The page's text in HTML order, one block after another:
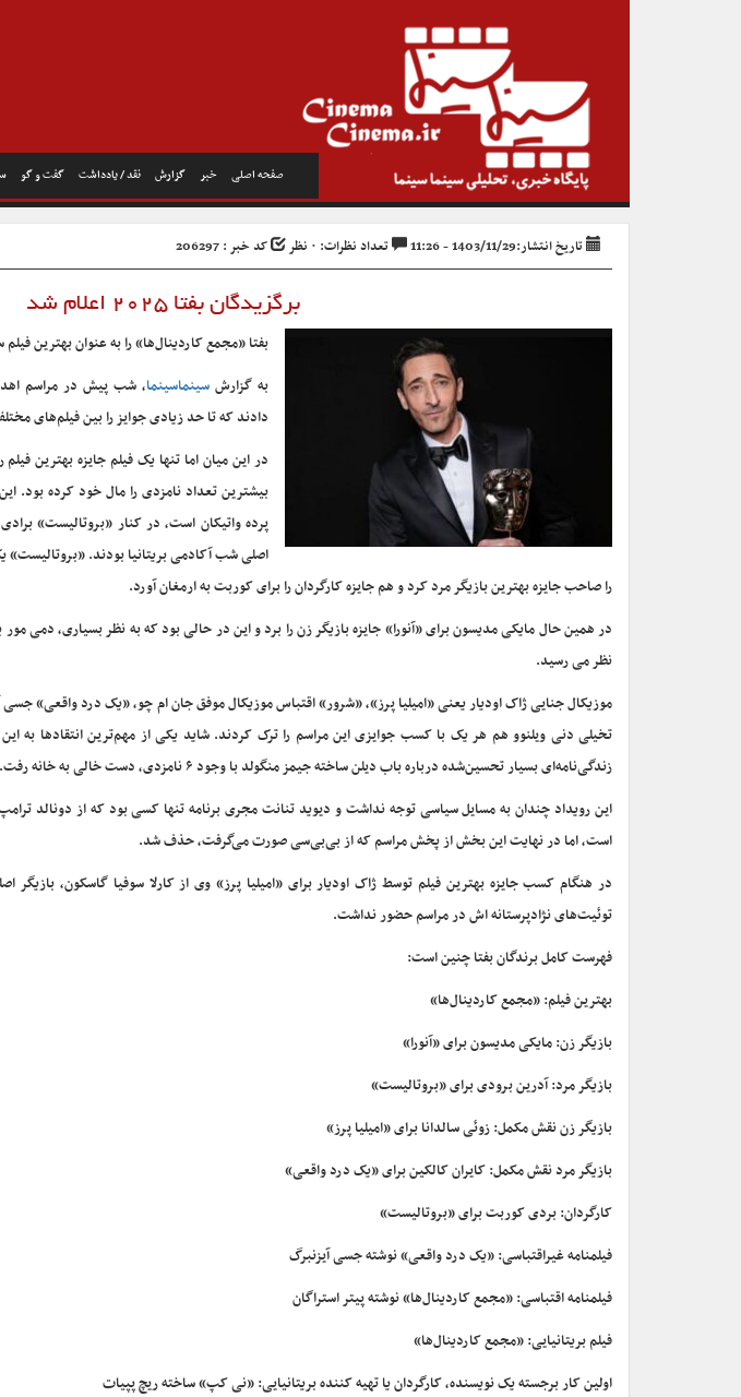
صفحه اصلی خبر گزارش نقد / یادداشت گفت و گو
تاریخ انتشار:1403/11/29 - 11:26 تعداد نظرات: ۰ نظر کد خبر : 206297
برگزیدگان بفتا ۲۰۲۵ اعلام شد
بفتا «مجمع کاردینال‌ها» را به عنوان بهترین فیلم سال
به گزارش سینماسینما، شب پیش در مراسم
دادند که تا حد زیادی جوایز را بین فیلم‌های
بیشترین تعداد نامزدی را مال خود کرده بود.
را صاحب جایزه بهترین بازیگر مرد کرد و هم جایزه کارگردان را برای کوربت به ارمغان آورد.
در همین حال مایکی مدیسون برای «آنورا» جایزه بازیگر زن را برد و این در حالی بود که به نظر بسیاری، دمی
نظر می رسید.
موزیکال جنایی ژاک اودیار یعنی «امیلیا پرز»، «شرور» اقتباس موزیکال موفق جان ام چو، «یک درد واقعی»
تخیلی دنی ویلنوو هم هر یک با کسب جوایزی این مراسم را ترک کردند. شاید یکی از مهم‌ترین انتقادها به
زندگی‌نامه‌ای بسیار تحسین‌شده درباره باب دیلن ساخته جیمز منگولد با وجود ۶ نامزدی، دست خالی به خانه رفت.
این رویداد چندان به مسایل سیاسی توجه نداشت و دیوید تنانت مجری برنامه تنها کسی بود که از دونالد
است، اما در نهایت این بخش از پخش مراسم که از بی‌بی‌سی صورت می‌گرفت، حذف شد.
در هنگام کسب جایزه بهترین فیلم توسط ژاک اودیار برای «امیلیا پرز» وی از کارلا سوفیا گاسکون، بازیگر
توئیت‌های نژادپرستانه اش در مراسم حضور نداشت.
فهرست کامل برندگان بفتا چنین است:
بهترین فیلم: «مجمع کاردینال‌ها»
بازیگر زن: مایکی مدیسون برای «آنورا»
بازیگر مرد: آدرین برودی برای «بروتالیست»
بازیگر زن نقش مکمل: زوئی سالدانا برای «امیلیا پرز»
بازیگر مرد نقش مکمل: کایران کالکین برای «یک درد واقعی»
کارگردان: بردی کوربت برای «بروتالیست»
فیلمنامه غیراقتباسی: «یک درد واقعی» نوشته جسی آیزنبرگ
فیلمنامه اقتباسی: «مجمع کاردینال‌ها» نوشته پیتر استراگان
فیلم بریتانیایی: «مجمع کاردینال‌ها»
اولین کار برجسته یک نویسنده، کارگردان یا تهیه کننده بریتانیایی: «نی کپ» ساخته ریچ پپیات